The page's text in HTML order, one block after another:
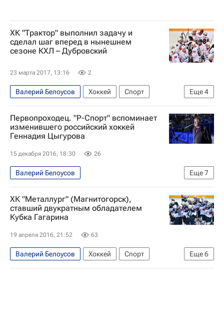
Василий Демченко
ХК "Трактор" выполнил задачу и
сделал шаг вперед в нынешнем
сезоне КХЛ – Дубровский
23 марта 2017, 13:16 2
Еще4
Валерий Белоусов Хоккей
Спорт
Борис Дубровский
КХЛ 2025-2026
Барыс
Трактор
Первопроходец. "Р-Спорт" вспоминает
изменившего российский хоккей
Геннадия Цыгурова
15 декабря 2016, 18:30 26
Еще7
Валерий Белоусов
Блог редакции РИА Новости Спорт
Хоккей
Спорт
Блоги
Сергей Михалев
Геннадий Цыгуров
ХК "Металлург" (Магнитогорск),
ставший двукратным обладателем
Кубка Гагарина
19 апреля 2016, 21:52 63
Еще6
Валерий Белоусов Хоккей
Спорт
Илья Воробьев (футбол)
Майк Кинэн